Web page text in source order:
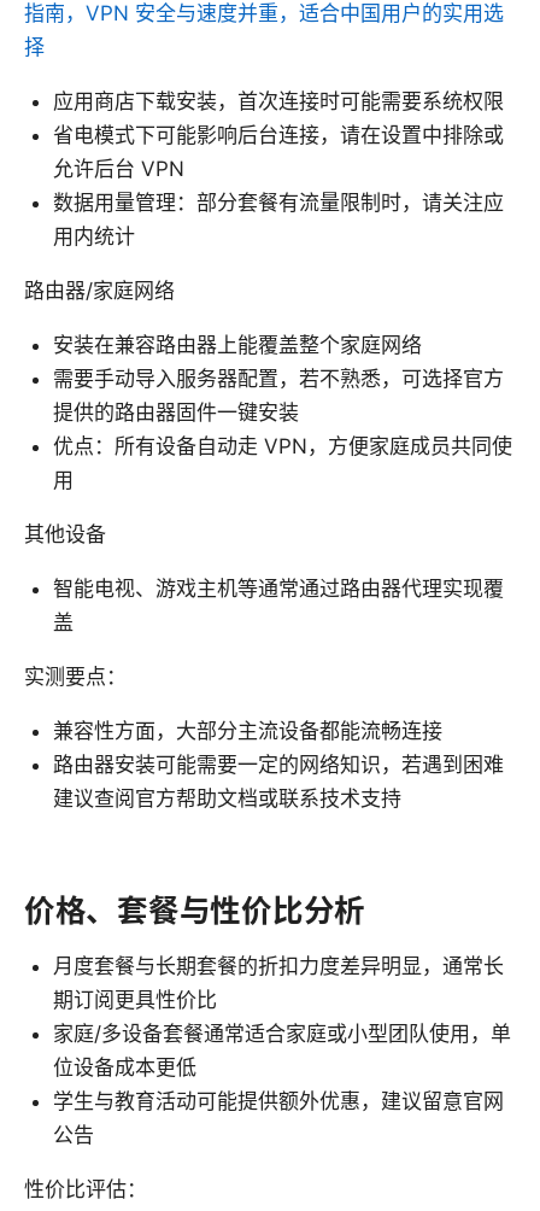
指南，VPN 安全与速度并重，适合中国用户的实用选
择
应用商店下载安装，首次连接时可能需要系统权限
省电模式下可能影响后台连接，请在设置中排除或
允许后台 VPN
数据用量管理：部分套餐有流量限制时，请关注应
用内统计
路由器/家庭网络
安装在兼容路由器上能覆盖整个家庭网络
需要手动导入服务器配置，若不熟悉，可选择官方
提供的路由器固件一键安装
优点：所有设备自动走 VPN，方便家庭成员共同使
用
其他设备
智能电视、游戏主机等通常通过路由器代理实现覆
盖
实测要点：
兼容性方面，大部分主流设备都能流畅连接
路由器安装可能需要一定的网络知识，若遇到困难
建议查阅官方帮助文档或联系技术支持
价格、套餐与性价比分析
月度套餐与长期套餐的折扣力度差异明显，通常长
期订阅更具性价比
家庭/多设备套餐通常适合家庭或小型团队使用，单
位设备成本更低
学生与教育活动可能提供额外优惠，建议留意官网
公告
性价比评估：